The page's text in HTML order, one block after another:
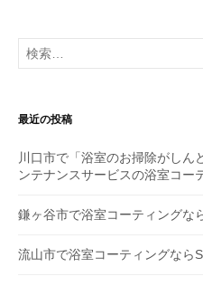
ー
ョ
ン
検
索
最近の投稿
川口市で「浴室のお掃除がしん
ンテナンスサービスの浴室コー
鎌ヶ谷市で浴室コーティングな
流山市で浴室コーティングなら